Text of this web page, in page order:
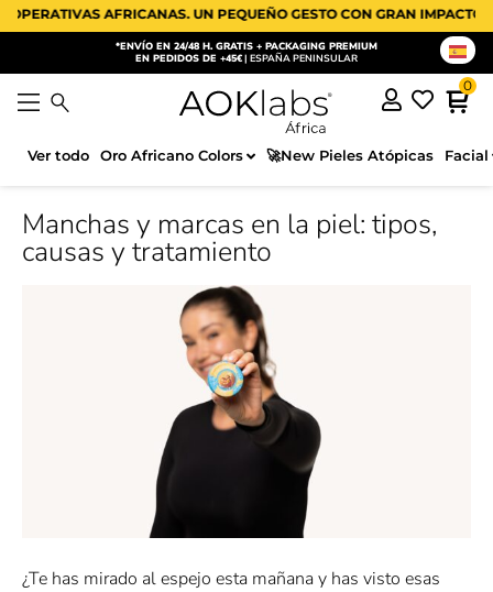
AFRICANAS. UN PEQUEÑO GESTO CON GRAN IMPACTO 🫂🌍 25% EN
*ENVÍO EN 24/48 H. GRATIS + PACKAGING PREMIUM
EN PEDIDOS DE +45€| ESPAÑA PENINSULAR
Ver todo Oro Africano Colors 🚀New Pieles Atópicas Facial
Manchas y marcas en la piel: tipos,
causas y tratamiento
¿Te has mirado al espejo esta mañana y has visto esas